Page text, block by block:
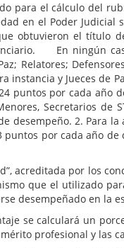
el cálculo del rubro
en el Poder
obtuvieron el título
En ningún
Relatores;
instancia y Jueces de
puntos por cada año
Secretarios de
desempeño. 2. Para
por cada año
por los
que el utilizado
desempeñado en la
un
profesional y las